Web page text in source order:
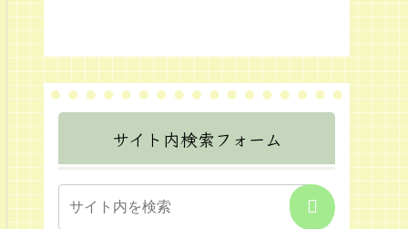
サイト内検索フォーム